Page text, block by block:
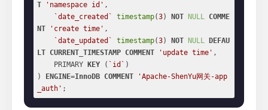
T
'namespace id' ,
`date_created`
timestamp(3) NOT NULL COMME
NT
'create time' ,
`date_updated`
timestamp(3) NOT NULL
DEFAU
LT CURRENT_TIMESTAMP COMMENT 'update time' ,
    PRIMARY
KEY ( `id` )
)
ENGINE=InnoDB COMMENT
'Apache-ShenYu网关-app
_auth' ;